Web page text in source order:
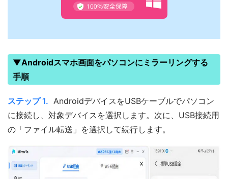
▼Androidスマホ画面をパソコンにミラーリングする
手順
ステップ 1. AndroidデバイスをUSBケーブルでパソコン
に接続し、対象デバイスを選択します。次に、USB接続用
の「ファイル転送」を選択して続行します。